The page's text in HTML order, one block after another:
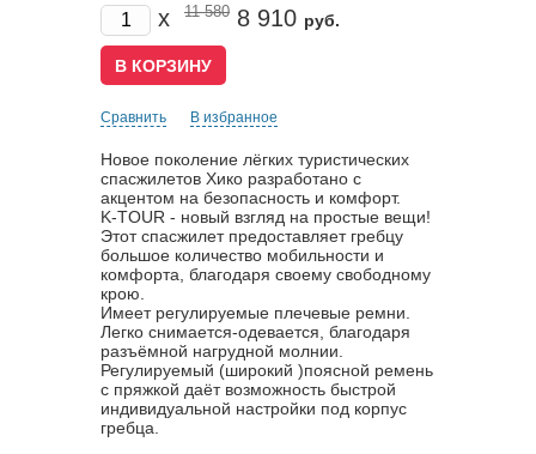
x 11 580 8 910 руб.
Сравнить В избранное
Новое поколение лёгких туристических
спасжилетов Хико разработано с
акцентом на безопасность и комфорт.
K-TOUR - новый взгляд на простые вещи!
Этот спасжилет предоставляет гребцу
большое количество мобильности и
комфорта, благодаря своему свободному
крою.
Имеет регулируемые плечевые ремни.
Легко снимается-одевается, благодаря
разъёмной нагрудной молнии.
Регулируемый (широкий )поясной ремень
с пряжкой даёт возможность быстрой
индивидуальной настройки под корпус
гребца.